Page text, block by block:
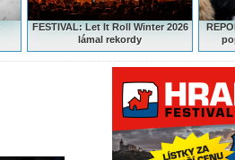
FESTIVAL: Let It Roll Winter 2026
lámal rekordy